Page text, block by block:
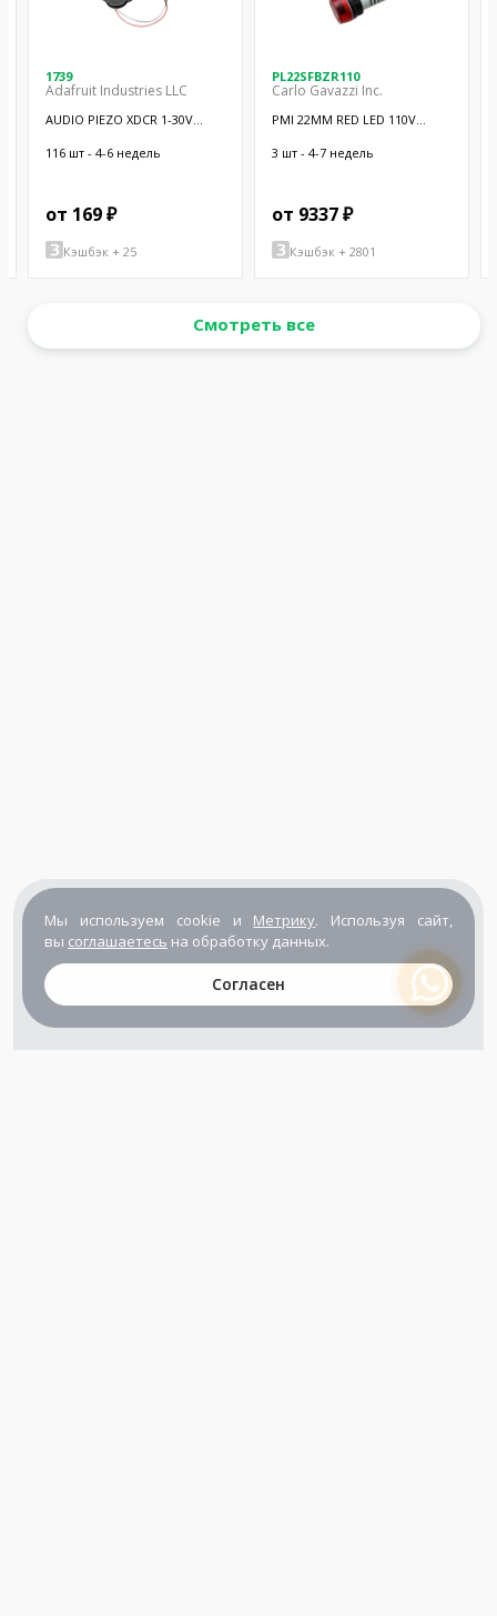
1739
Adafruit Industries LLC
AUDIO PIEZO XDCR 1-30V
116 шт - 4-6 недель
от 169 ₽
Кэшбэк + 25
PL22SFBZR110
Carlo Gavazzi Inc.
PMI 22MM RED LED 110V
3 шт - 4-7 недель
от 9337 ₽
Кэшбэк + 2801
Смотреть все
Мы используем cookie и Метрику. Используя сайт,
вы соглашаетесь на обработку данных.
Согласен